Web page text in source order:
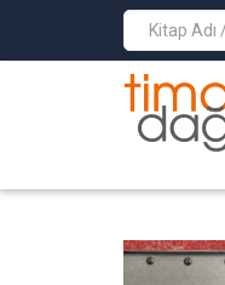
>